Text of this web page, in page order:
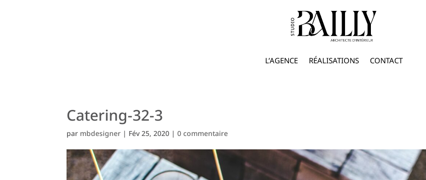
L’AGENCE RÉALISATIONS CONTACT
Catering-32-3
par mbdesigner | Fév 25, 2020 |0 commentaire